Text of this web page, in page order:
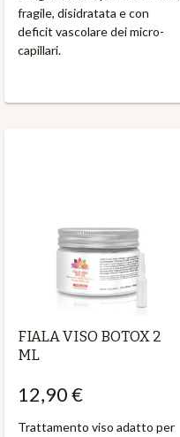
fragile, disidratata e con
deficit vascolare dei micro-
capillari.
FIALA VISO BOTOX 2
ML
12,90 €
Trattamento viso adatto per